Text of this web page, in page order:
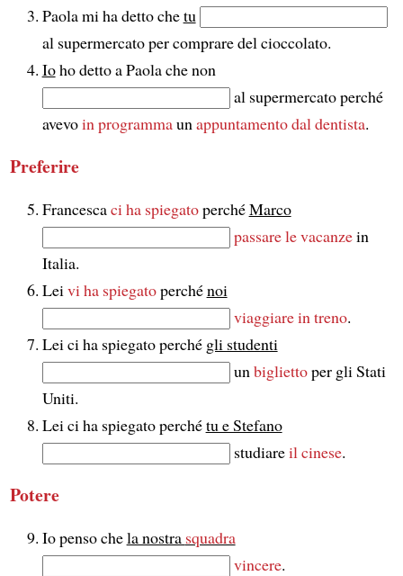
Paola mi ha detto chetu
al supermercato per comprare del cioccolato.
Ioho detto a Paola che non
al supermercato perché
avevoin programmaun appuntamento dal dentista.
Preferire
Francescaci ha spiegatoperchéMarco
passare le vacanzein
Italia.
Lei vi ha spiegatoperchénoi
viaggiare in treno.
Lei ci ha spiegato perché gli studenti
un bigliettoper gli Stati
Uniti.
Lei ci ha spiegato perchétu e Stefano
studiareil cinese.
Potere
Io penso chela nostra squadra
vincere.